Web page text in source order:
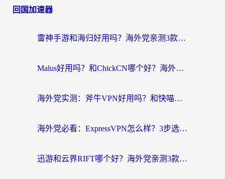
回国加速器
雷神手游和海归好用吗？海外党亲测3款热门回国加速器+番茄加速器深度体验
Malus好用吗？和ChickCN哪个好？海外党亲测：选对回国加速器，追剧游戏不卡顿
海外党实测：斧牛VPN好用吗？和快喵VPN对比哪个回国效果更好？附3款热门加速器深度分析
海外党必看：ExpressVPN怎么样？3步选对回国加速器，无缝刷国内剧玩手游
迅游和云界RIFT哪个好？海外党亲测3款回国加速器，教你无缝刷国内剧玩游戏